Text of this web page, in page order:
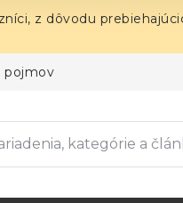
z dôvodu
pojmov